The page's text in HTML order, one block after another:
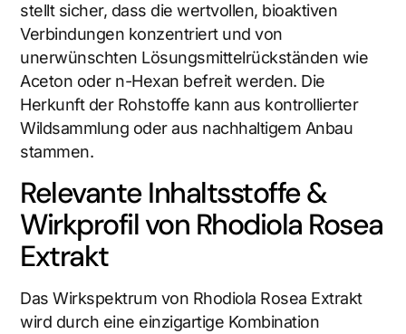
stellt sicher, dass die wertvollen, bioaktiven
Verbindungen konzentriert und von
unerwünschten Lösungsmittelrückständen wie
Aceton oder n-Hexan befreit werden. Die
Herkunft der Rohstoffe kann aus kontrollierter
Wildsammlung oder aus nachhaltigem Anbau
stammen.
Relevante Inhaltsstoffe &
Wirkprofil von Rhodiola Rosea
Extrakt
Das Wirkspektrum von Rhodiola Rosea Extrakt
wird durch eine einzigartige Kombination